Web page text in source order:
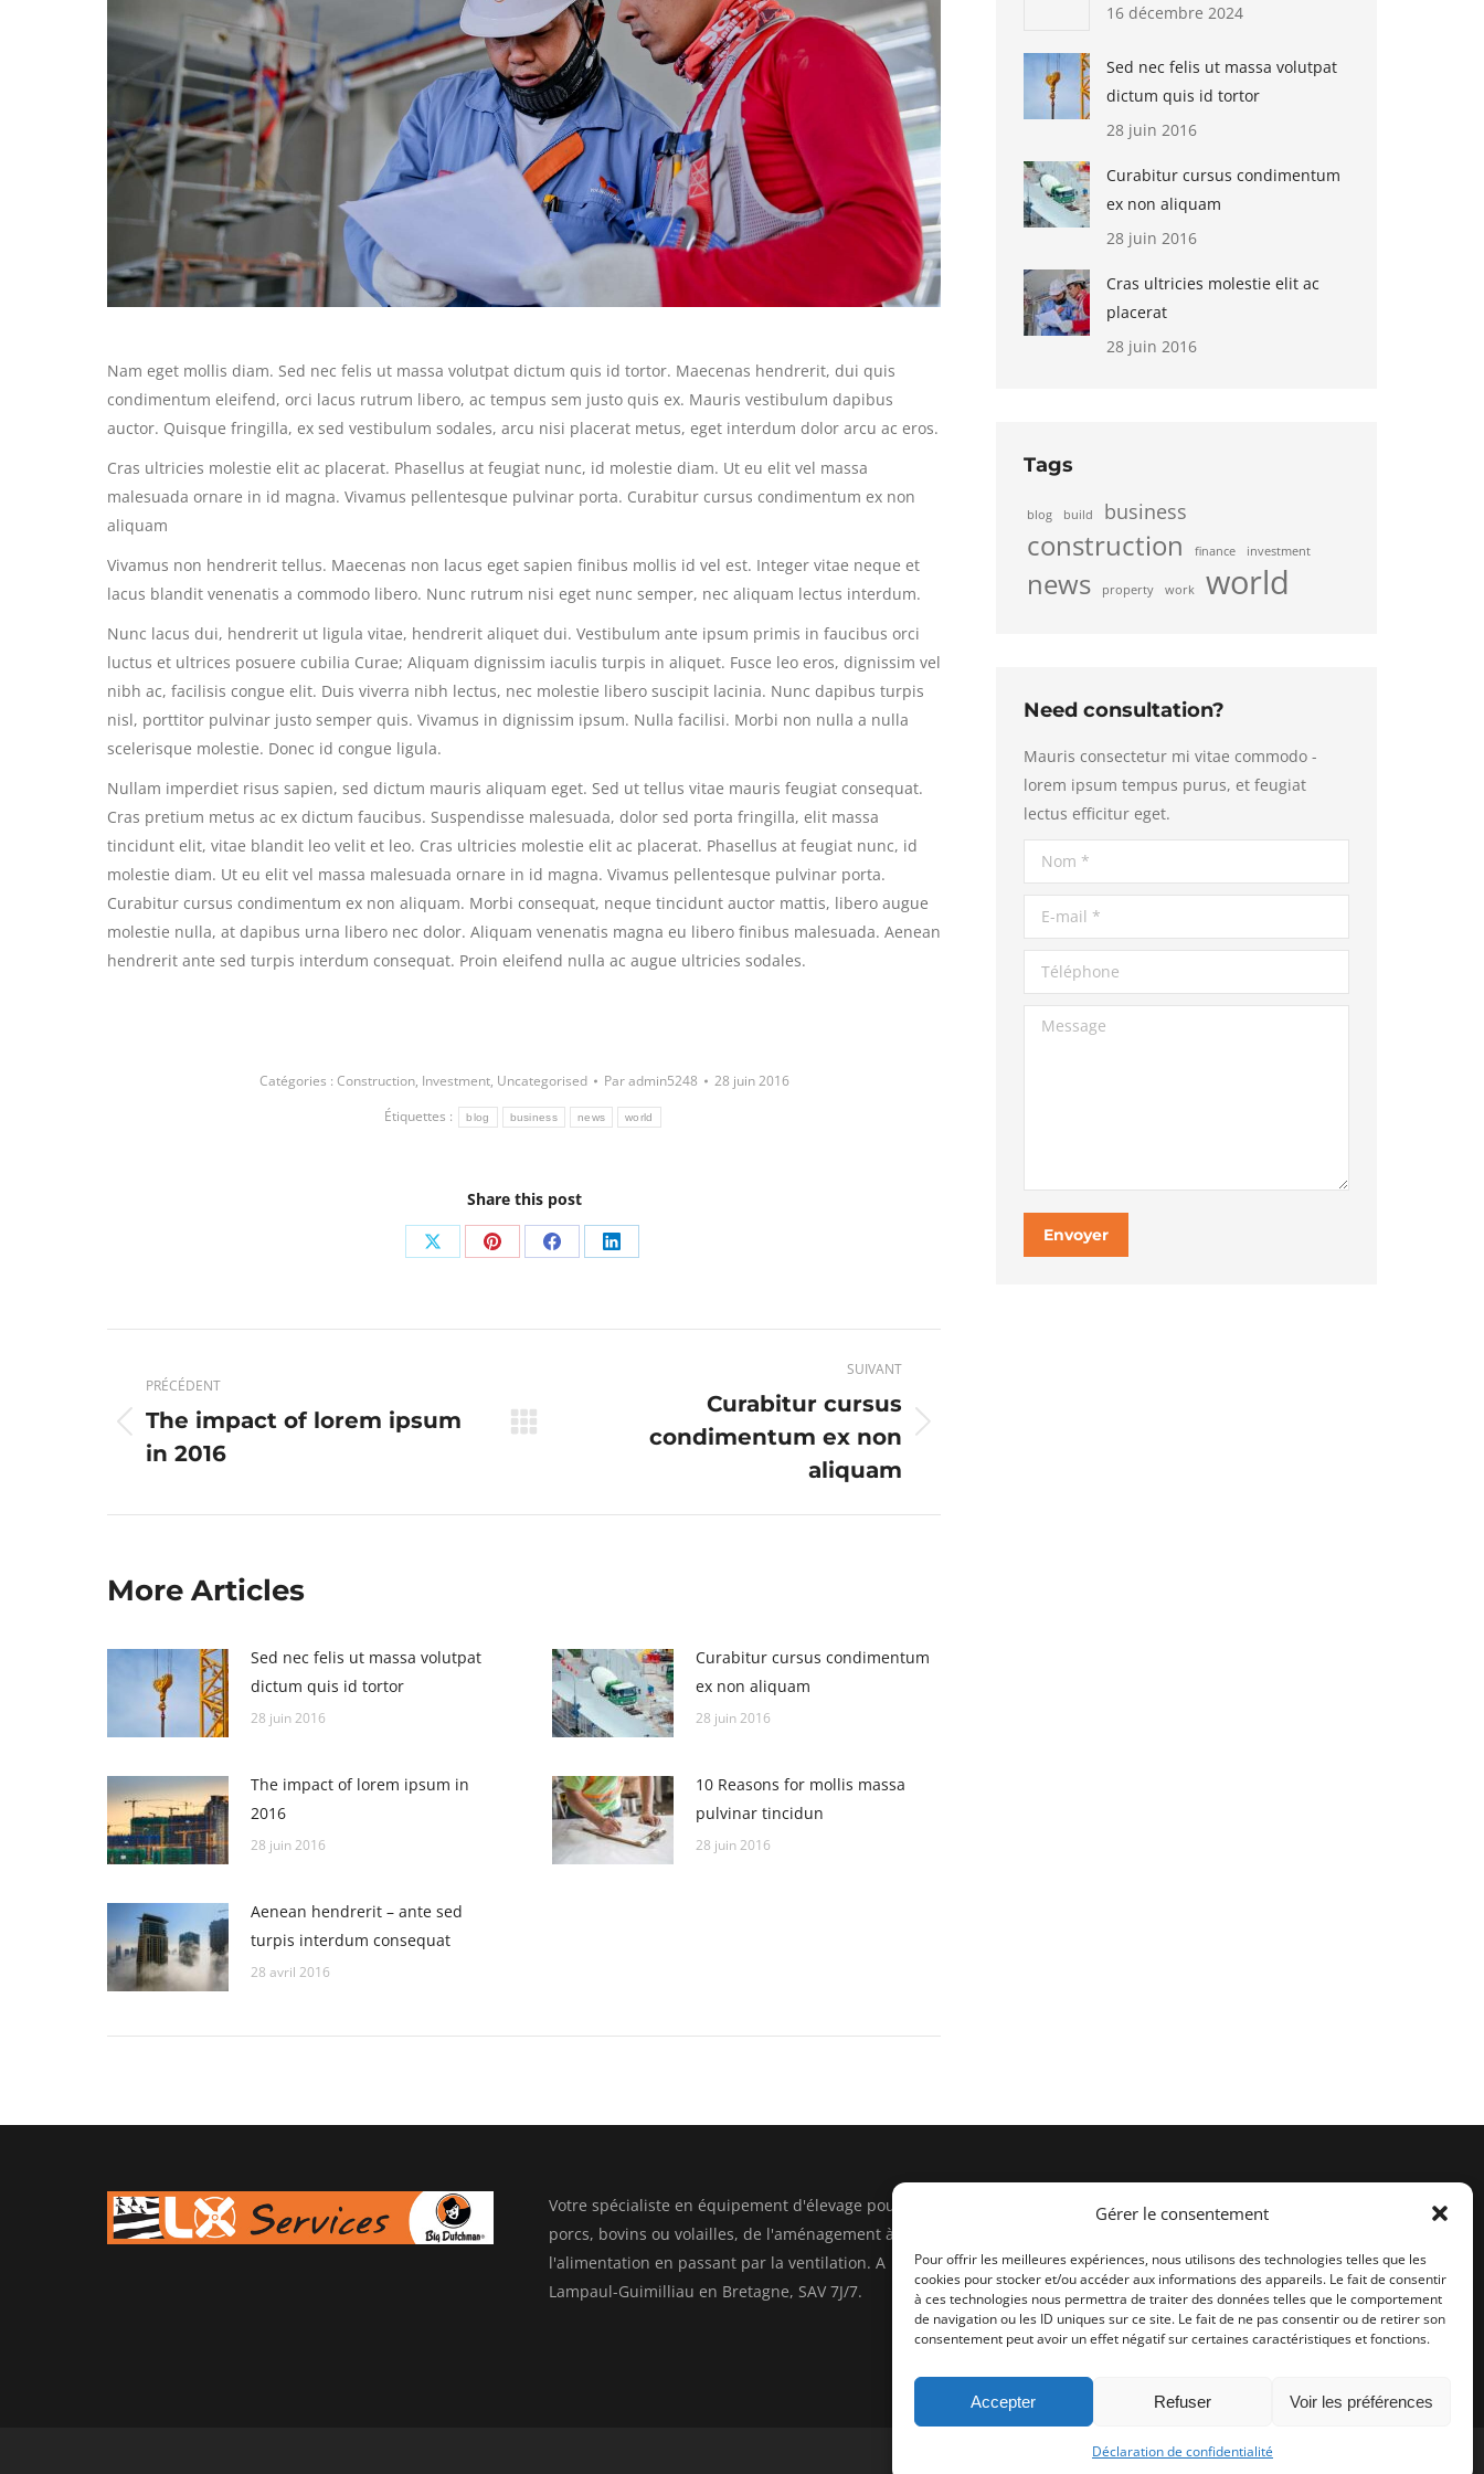
Gérer le consentement
Pour offrir les meilleures expériences, nous utilisons des technologies telles que les
cookies pour stocker et/ou accéder aux informations des appareils. Le fait de consentir
à ces technologies nous permettra de traiter des données telles que le comportement
de navigation ou les ID uniques sur ce site. Le fait de ne pas consentir ou de retirer son
consentement peut avoir un effet négatif sur certaines caractéristiques et fonctions.
Accepter Refuser Voir les préférences
Déclaration de confidentialité
Nam eget mollis diam. Sed nec felis ut massa volutpat dictum quis id tortor. Maecenas hendrerit, dui quis
condimentum eleifend, orci lacus rutrum libero, ac tempus sem justo quis ex. Mauris vestibulum dapibus
auctor. Quisque fringilla, ex sed vestibulum sodales, arcu nisi placerat metus, eget interdum dolor arcu ac eros.
Cras ultricies molestie elit ac placerat. Phasellus at feugiat nunc, id molestie diam. Ut eu elit vel massa
malesuada ornare in id magna. Vivamus pellentesque pulvinar porta. Curabitur cursus condimentum ex non
aliquam
Vivamus non hendrerit tellus. Maecenas non lacus eget sapien finibus mollis id vel est. Integer vitae neque et
lacus blandit venenatis a commodo libero. Nunc rutrum nisi eget nunc semper, nec aliquam lectus interdum.
Nunc lacus dui, hendrerit ut ligula vitae, hendrerit aliquet dui. Vestibulum ante ipsum primis in faucibus orci
luctus et ultrices posuere cubilia Curae; Aliquam dignissim iaculis turpis in aliquet. Fusce leo eros, dignissim vel
nibh ac, facilisis congue elit. Duis viverra nibh lectus, nec molestie libero suscipit lacinia. Nunc dapibus turpis
nisl, porttitor pulvinar justo semper quis. Vivamus in dignissim ipsum. Nulla facilisi. Morbi non nulla a nulla
scelerisque molestie. Donec id congue ligula.
Nullam imperdiet risus sapien, sed dictum mauris aliquam eget. Sed ut tellus vitae mauris feugiat consequat.
Cras pretium metus ac ex dictum faucibus. Suspendisse malesuada, dolor sed porta fringilla, elit massa
tincidunt elit, vitae blandit leo velit et leo. Cras ultricies molestie elit ac placerat. Phasellus at feugiat nunc, id
molestie diam. Ut eu elit vel massa malesuada ornare in id magna. Vivamus pellentesque pulvinar porta.
Curabitur cursus condimentum ex non aliquam. Morbi consequat, neque tincidunt auctor mattis, libero augue
molestie nulla, at dapibus urna libero nec dolor. Aliquam venenatis magna eu libero finibus malesuada. Aenean
hendrerit ante sed turpis interdum consequat. Proin eleifend nulla ac augue ultricies sodales.
Catégories : Construction, Investment, Uncategorised Paradmin5248
28 juin 2016
Étiquettes :
blog business news world
Share this post
Partager
X
Partager
Pinterest
Partager
Facebook
Partager
LinkedIn
article
PRÉCÉDENT
Article
précédent
The impact of lorem ipsum
in 2016
SUIVANT
Curabitur cursus
condimentum ex non
aliquam
More Articles
Sed nec felis ut massa volutpat
dictum quis id tortor
28 juin 2016
Curabitur cursus condimentum
ex non aliquam
28 juin 2016
The impact of lorem ipsum in
2016
28 juin 2016
10 Reasons for mollis massa
pulvinar tincidun
28 juin 2016
Aenean hendrerit – ante sed
turpis interdum consequat
28 avril 2016
16 décembre 2024
Sed nec felis ut massa volutpat
dictum quis id tortor
28 juin 2016
Curabitur cursus condimentum
ex non aliquam
28 juin 2016
Cras ultricies molestie elit ac
placerat
28 juin 2016
Tags
blog build business
construction finance investment
news property work world
Need consultation?
Mauris consectetur mi vitae commodo -
lorem ipsum tempus purus, et feugiat
lectus efficitur eget.
Nom *
E-mail *
Téléphone
Message
Envoyer
Votre spécialiste en équipement d'élevage pour
porcs, bovins ou volailles, de l'aménagement à
l'alimentation en passant par la ventilation. A
Lampaul-Guimilliau en Bretagne, SAV 7J/7.
Retrouvez-nous sur :
Instagram
© LX Services 2025 - Tous droits réservés